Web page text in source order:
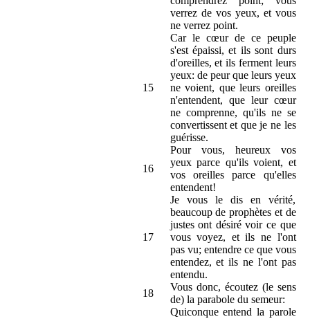
verrez de vos yeux, et vous
ne verrez point.
15
Car le cœur de ce peuple
s'est épaissi, et ils sont durs
d'oreilles, et ils ferment leurs
yeux: de peur que leurs yeux
ne voient, que leurs oreilles
n'entendent, que leur cœur
ne comprenne, qu'ils ne se
convertissent et que je ne les
guérisse.
16
Pour vous, heureux vos
yeux parce qu'ils voient, et
vos oreilles parce qu'elles
entendent!
17
Je vous le dis en vérité,
beaucoup de prophètes et de
justes ont désiré voir ce que
vous voyez, et ils ne l'ont
pas vu; entendre ce que vous
entendez, et ils ne l'ont pas
entendu.
18
Vous donc, écoutez (le sens
de) la parabole du semeur:
Quiconque entend la parole